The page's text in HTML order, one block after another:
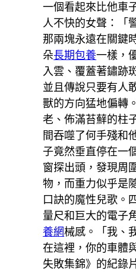
一個看起來比他車
人不快的女聲：「
那兩塊永遠在關鍵
朵長期包養一樣，
入雲、覆蓋著鏽跡
並且傳說只要有人
獸的方向猛地偏轉
老、佈滿苔蘚的柱
間吞噬了何手殘和
子竟然垂直停在一
窗探出頭，發現周
物，而重力似乎是
口訣的魔性兒歌。
量尺和巨大的電子
養網械感。「我、
在這裡，你的車體
失敗集錦》的紀錄